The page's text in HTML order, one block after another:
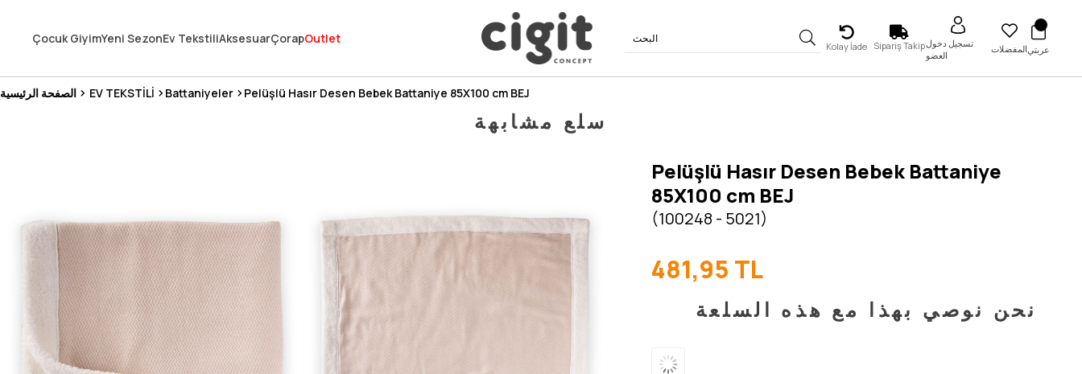
300₺ ve Üzeri Alışverişlerde Kargo Ücretsiz !
Koşulsuz Şartsız İade İmkanı
Çocuk GiyimYeni SezonEv TekstiliAksesuarÇorapOutlet
Kolay İade Sipariş Takipتسجيل دخول
العضو
المفضلاتعربتي
الصفحة الرئيسية EV TEKSTİLİ Battaniyeler Pelüşlü Hasır Desen Bebek Battaniye 85X100 cm BEJ
سلع مشابهة
Pelüşlü Hasır Desen Bebek Battaniye
85X100 cm BEJ
(100248 - 5021)
481,95 TL
نحن نوصي بهذا مع هذه السلعة